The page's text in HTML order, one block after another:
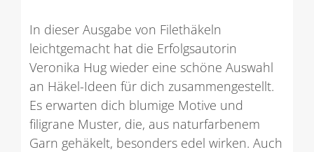
In dieser Ausgabe von Filethäkeln
leichtgemacht hat die Erfolgsautorin
Veronika Hug wieder eine schöne Auswahl
an Häkel-Ideen für dich zusammengestellt.
Es erwarten dich blumige Motive und
filigrane Muster, die, aus naturfarbenem
Garn gehäkelt, besonders edel wirken. Auch